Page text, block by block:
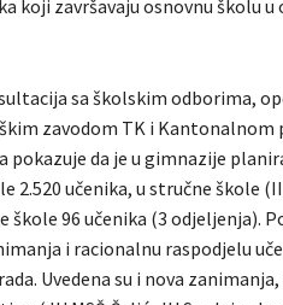
koji završavaju osnovnu školu
sa školskim odborima,
zavodom TK i
da je u gimnazije
2.520 učenika, u stručne škole
96 učenika (3 odjeljenja).
i racionalnu raspodjelu
Uvedena su i nova